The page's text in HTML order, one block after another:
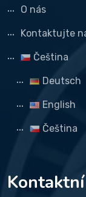
O nás
Kontaktujte
Čeština
Deutsch
English
Čeština